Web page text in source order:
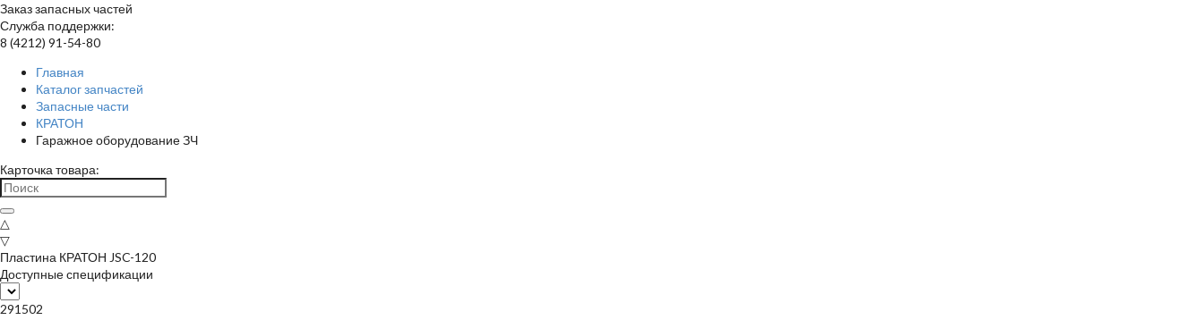
Заказ запасных частей
Служба поддержки:
8 (4212) 91-54-80
Главная
Каталог запчастей
Запасные части
КРАТОН
Гаражное оборудование ЗЧ
Карточка товара:
△
▽
Пластина КРАТОН JSC-120
Доступные спецификации
291502